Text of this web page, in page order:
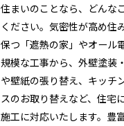
住まいのことなら、どんな
ください。気密性が高め住
保つ「遮熱の家」やオール
規模な工事から、外壁塗装
や壁紙の張り替え、キッチ
スのお取り替えなど、住宅
施工に対応いたします。豊